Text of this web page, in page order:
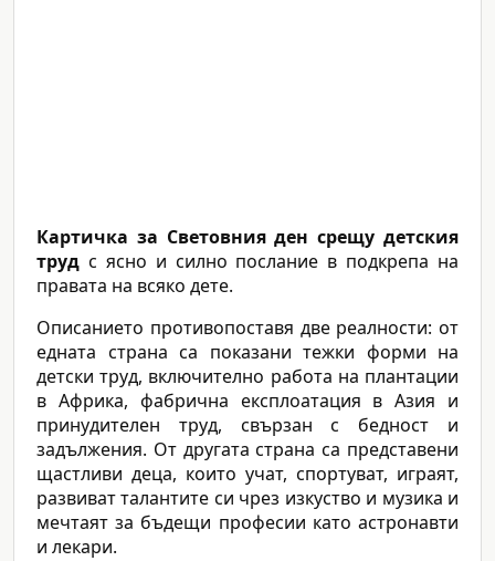
Картичка за Световния ден срещу детския
труд с ясно и силно послание в подкрепа на
правата на всяко дете.
Описанието противопоставя две реалности: от
едната страна са показани тежки форми на
детски труд, включително работа на плантации
в Африка, фабрична експлоатация в Азия и
принудителен труд, свързан с бедност и
задължения. От другата страна са представени
щастливи деца, които учат, спортуват, играят,
развиват талантите си чрез изкуство и музика и
мечтаят за бъдещи професии като астронавти
и лекари.